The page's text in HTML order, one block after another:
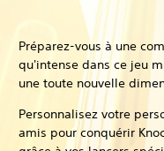
Préparez-vous à une
qu'intense dans ce jeu
une toute nouvelle
Personnalisez votre
amis pour conquérir